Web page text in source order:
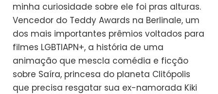
minha curiosidade sobre ele foi pras alturas.
Vencedor do Teddy Awards na Berlinale, um
dos mais importantes prêmios voltados para
filmes LGBTIAPN+, a história de uma
animação que mescla comédia e ficção
sobre Saíra, princesa do planeta Clitópolis
que precisa resgatar sua ex-namorada Kiki